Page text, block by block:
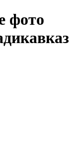
фото